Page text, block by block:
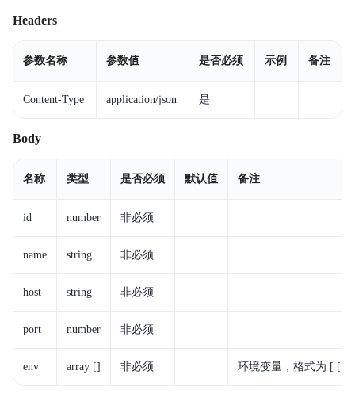
Headers
参数名称 参数值 是否必须 示例 备注
Content-Type application/json 是
Body
名称 类型 是否必须 默认值 备注
id number 非必须
name string 非必须
host string 非必须
port number 非必须
env array [] 非必须 环境变量，格式为 [